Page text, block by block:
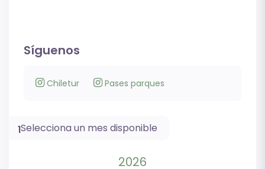
Síguenos
Chiletur Pases parques
Selecciona un mes disponible
1
2026